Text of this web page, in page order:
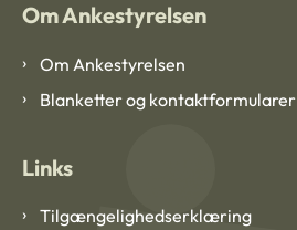
Om Ankestyrelsen
Om Ankestyrelsen
Blanketter og kontaktformularer
Links
Tilgængelighedserklæring